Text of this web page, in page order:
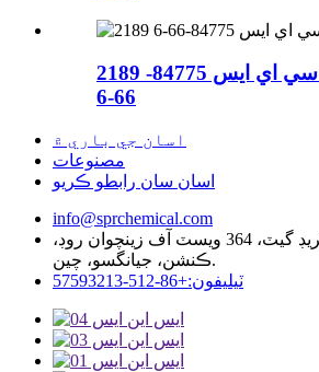
2189 گليبرڊين-40 سي اي ايس 84775-
66-6
اسان جي باري ۾
مصنوعات
اسان سان رابطو ڪريو
info@sprchemical.com
نمبر 10 # 7، ڊي ٽريڊ گيٽ، 364 ويسٽ آف زينچوان روڊ،
ڪنشن، جيانگسو، چين.
ٽيليفون:+86-512-57593213